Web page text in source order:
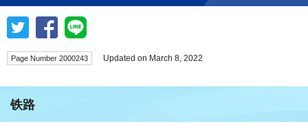
Page Number 2000243 Updated on March 8, 2022
铁路